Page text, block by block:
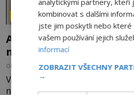
ZÁHADY HISTORIE
Ayia Napa: Kyperské
mírumilovnou povahou
OD FILIP APPL 7.8.2026 4.6TIS
Vodní monstra jsou poměrně
nejrůznějších jezer, řek či
analytickými partnery, kteří
kombinovat s dalšími
jste jim poskytli nebo které
vašem používání jejich
informací
ZOBRAZIT VŠECHNY
→